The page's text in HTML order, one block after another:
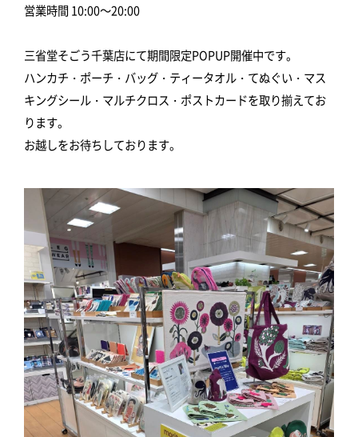
営業時間 10:00～20:00
三省堂そごう千葉店にて期間限定POPUP開催中です。
ハンカチ・ポーチ・バッグ・ティータオル・てぬぐい・マス
キングシール・マルチクロス・ポストカードを取り揃えてお
ります。
お越しをお待ちしております。